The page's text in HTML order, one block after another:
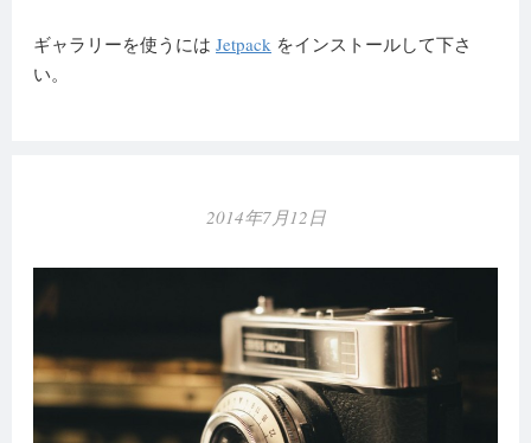
ギャラリーを使うには Jetpack をインストールして下さ
い。
2014年7月12日